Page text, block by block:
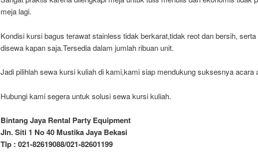
meja lagi.
Kondisi kursi bagus terawat stainless tidak berkarat,tidak reot dan bersih, serta
disewa kapan saja.Tersedia dalam jumlah ribuan unit.
Jadi pilihlah sewa kursi kuliah di kami,kami siap mendukung suksesnya acara
Hubungi kami segera untuk solusi sewa kursi kuliah.
Bintang Jaya Rental Party Equipment
Jln. Siti 1 No 40 Mustika Jaya Bekasi
Tlp : 021-82619088/021-82601199